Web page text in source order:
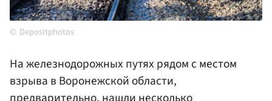
Depositphotos
На железнодорожных путях рядом с местом
взрыва в Воронежской области,